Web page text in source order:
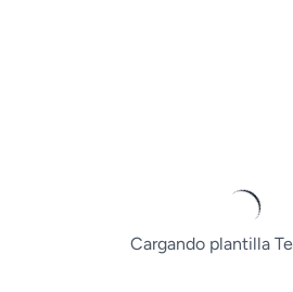
Cargando plantilla